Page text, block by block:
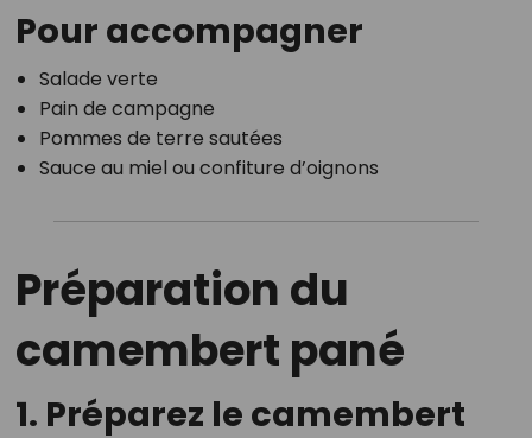
Pour accompagner
Salade verte
Pain de campagne
Pommes de terre sautées
Sauce au miel ou confiture d’oignons
Préparation du
camembert pané
1. Préparez le camembert